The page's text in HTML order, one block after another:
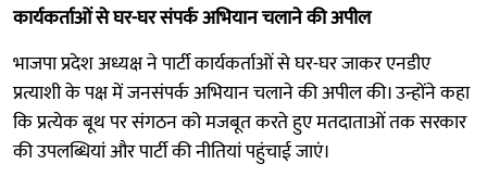
कार्यकर्ताओं से घर-घर संपर्क अभियान चलाने की अपील
भाजपा प्रदेश अध्यक्ष ने पार्टी कार्यकर्ताओं से घर-घर जाकर एनडीए
प्रत्याशी के पक्ष में जनसंपर्क अभियान चलाने की अपील की। उन्होंने कहा
कि प्रत्येक बूथ पर संगठन को मजबूत करते हुए मतदाताओं तक सरकार
की उपलब्धियां और पार्टी की नीतियां पहुंचाई जाएं।